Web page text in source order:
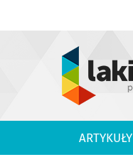
ARTYKUŁY